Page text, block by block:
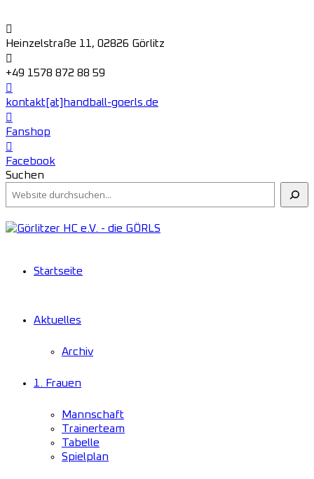
Heinzelstraße 11, 02826 Görlitz
+49 1578 872 88 59
kontakt[at]handball-goerls.de
Fanshop
Facebook
Suchen
Startseite
Aktuelles
Archiv
1. Frauen
Mannschaft
Trainerteam
Tabelle
Spielplan